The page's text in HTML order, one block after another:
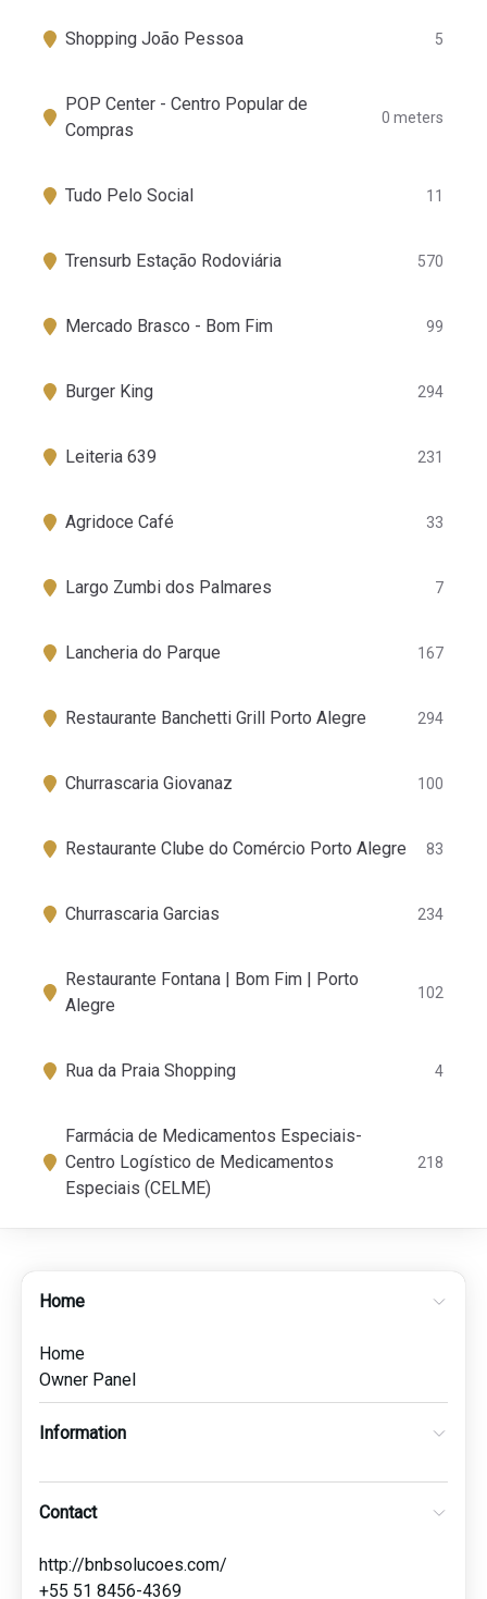
Shopping João Pessoa 5
POP Center - Centro Popular de
Compras
0 meters
Tudo Pelo Social 11
Trensurb Estação Rodoviária 570
Mercado Brasco - Bom Fim 99
Burger King 294
Leiteria 639 231
Agridoce Café 33
Largo Zumbi dos Palmares 7
Lancheria do Parque 167
Restaurante Banchetti Grill Porto Alegre 294
Churrascaria Giovanaz 100
Restaurante Clube do Comércio Porto Alegre 83
Churrascaria Garcias 234
Restaurante Fontana | Bom Fim | Porto
Alegre
102
Rua da Praia Shopping 4
Farmácia de Medicamentos Especiais-
Centro Logístico de Medicamentos
Especiais (CELME)
218
Home
Home
Owner Panel
Information
Contact
http://bnbsolucoes.com/
+55 51 8456-4369